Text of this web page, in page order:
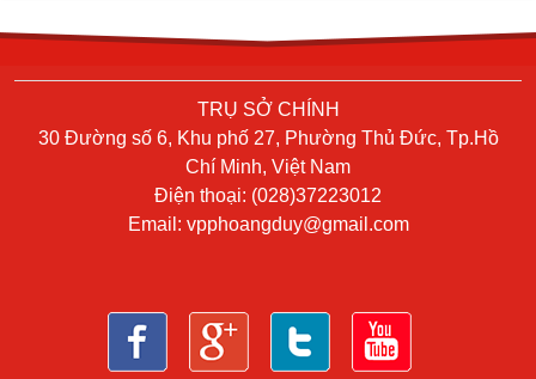
TRỤ SỞ CHÍNH
30 Đường số 6, Khu phố 27, Phường Thủ Đức, Tp.Hồ
Chí Minh, Việt Nam
Điện thoại: (028)37223012
Email: vpphoangduy@gmail.com